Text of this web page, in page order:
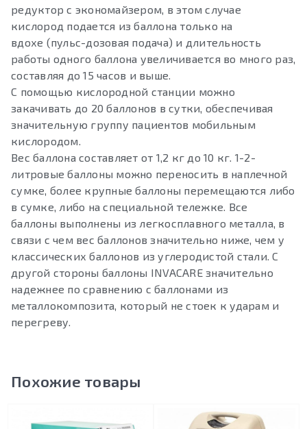
редуктор с экономайзером, в этом случае
кислород подается из баллона только на
вдохе (пульс-дозовая подача) и длительность
работы одного баллона увеличивается во много раз,
составляя до 15 часов и выше.
С помощью кислородной станции можно
закачивать до 20 баллонов в сутки, обеспечивая
значительную группу пациентов мобильным
кислородом.
Вес баллона составляет от 1,2 кг до 10 кг. 1-2-
литровые баллоны можно переносить в наплечной
сумке, более крупные баллоны перемещаются либо
в сумке, либо на специальной тележке. Все
баллоны выполнены из легкосплавного металла, в
связи с чем вес баллонов значительно ниже, чем у
классических баллонов из углеродистой стали. С
другой стороны баллоны INVACARE значительно
надежнее по сравнению с баллонами из
металлокомпозита, который не стоек к ударам и
перегреву.
Похожие товары